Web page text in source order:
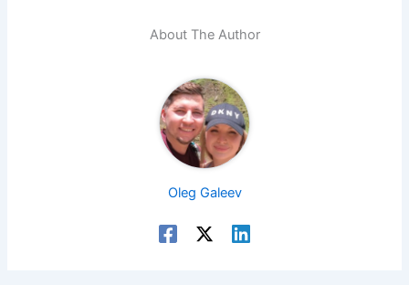
About The Author
Oleg Galeev